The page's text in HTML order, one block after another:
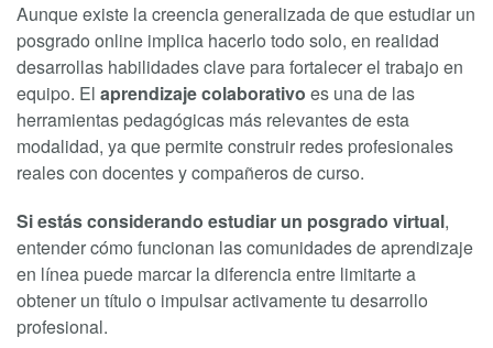
Aunque existe la creencia generalizada de que estudiar un
posgrado online implica hacerlo todo solo, en realidad
desarrollas habilidades clave para fortalecer el trabajo en
equipo. El aprendizaje colaborativo es una de las
herramientas pedagógicas más relevantes de esta
modalidad, ya que permite construir redes profesionales
reales con docentes y compañeros de curso.
Si estás considerando estudiar un posgrado virtual,
entender cómo funcionan las comunidades de aprendizaje
en línea puede marcar la diferencia entre limitarte a
obtener un título o impulsar activamente tu desarrollo
profesional.